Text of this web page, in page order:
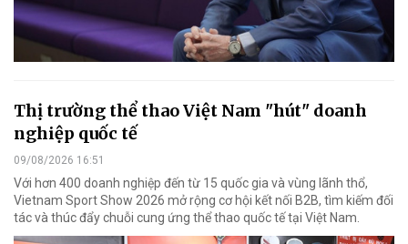
Thị trường thể thao Việt Nam "hút" doanh
nghiệp quốc tế
09/08/2026 16:51
Với hơn 400 doanh nghiệp đến từ 15 quốc gia và vùng lãnh thổ,
Vietnam Sport Show 2026 mở rộng cơ hội kết nối B2B, tìm kiếm đối
tác và thúc đẩy chuỗi cung ứng thể thao quốc tế tại Việt Nam.